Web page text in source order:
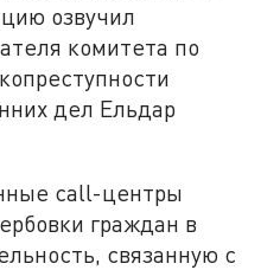
озвучил
комитета по
дел Ельдар
call-центры
граждан в
связанную с